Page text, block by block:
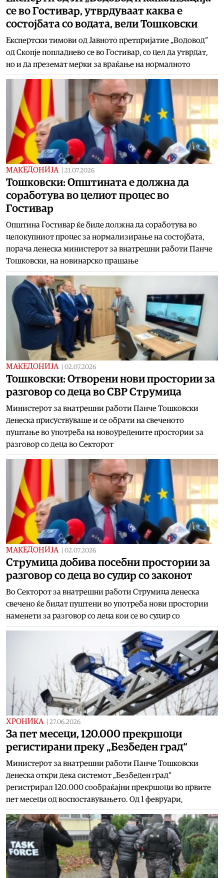
се во Гостивар, утврдуваат каква е
состојбата со водата, вели Тошковски
Експертски тимови од Јавното претпријатие „Водовод“
од Скопје попладнево се во Гостивар, со цел да утврдат,
но и да преземат мерки за враќање на нормалното
МАКЕДОНИЈА 21.07.2026
Тошковски: Општината е должна да
соработува во целиот процес во
Гостивар
Општина Гостивар ќе биде должна да соработува во
целокупниот процес за нормализирање на состојбата,
порача денеска министерот за внатрешни работи Панче
Тошковски, на новинарско прашање
МАКЕДОНИЈА 02.07.2026
Тошковски: Отворени нови простории за
разговор со деца во СВР Струмица
Министерот за внатрешни работи Панче Тошковски
денеска присуствуваше и се обрати на свеченото
пуштање во употреба на новоуредените простории за
разговор со деца во Секторот
МАКЕДОНИЈА 02.07.2026
Струмица добива посебни простории за
разговор со деца во судир со законот
Во Секторот за внатрешни работи Струмица денеска
свечено ќе бидат пуштени во употреба нови простории
наменети за разговор со деца кои се во судир со
ХРОНИКА 27.06.2026
За пет месеци, 120.000 прекршоци
регистирани преку „Безбеден град“
Министерот за внатрешни работи Панче Тошковски
денеска откри дека системот „Безбеден град“
регистрирал 120.000 сообраќајни прекршоци во првите
пет месеци од воспоставувањето. Од 1 февруари,